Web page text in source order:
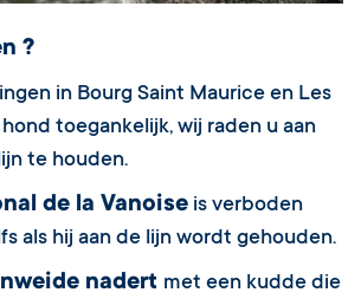
?
in Bourg Saint Maurice en Les
toegankelijk, wij raden u aan
te houden.
de la Vanoise is verboden
als hij aan de lijn wordt gehouden.
nadert met een kudde die